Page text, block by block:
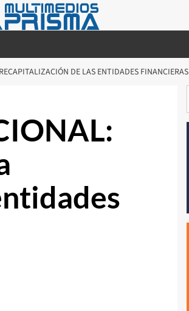
DE LAS ENTIDADES FINANCIERAS